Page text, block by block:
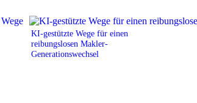
KI-gestützte Wege für einen
reibungslosen Makler-
Generationswechsel